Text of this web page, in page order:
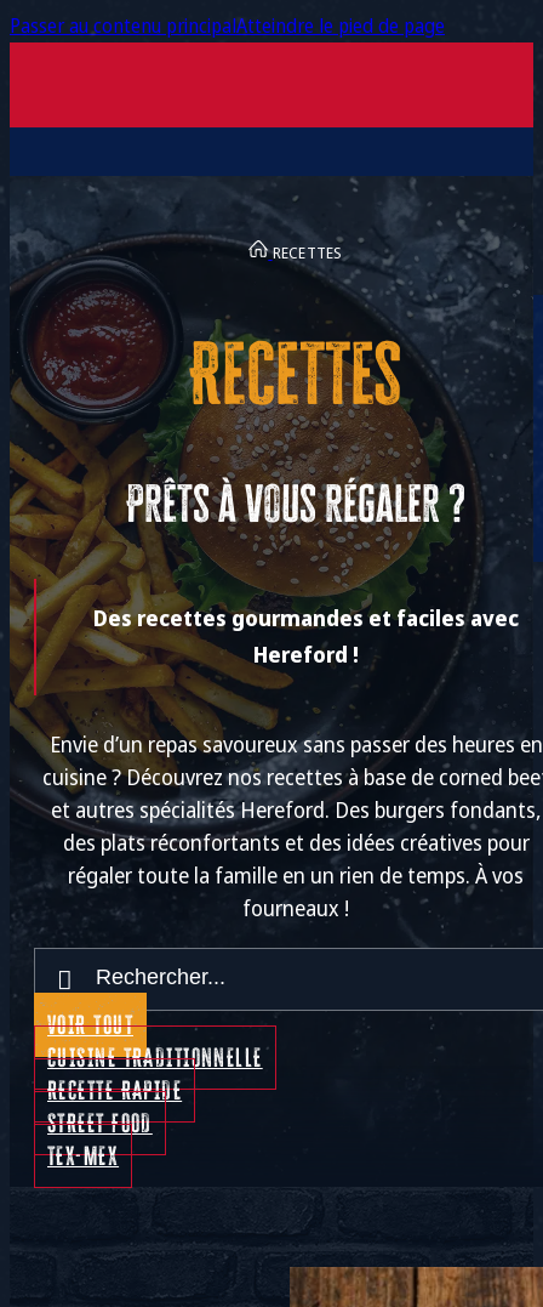
Passer au contenu principalAtteindre le pied de page
La marque
Produits
Recettes
Contact
RECETTES
Recettes
Prêts à vous régaler ?
Des recettes gourmandes et faciles avec
Hereford !
Envie d’un repas savoureux sans passer des heures en
cuisine ? Découvrez nos recettes à base de corned
et autres spécialités Hereford. Des burgers fondants,
des plats réconfortants et des idées créatives pour
régaler toute la famille en un rien de temps. À vos
fourneaux !
VOIR TOUT
CUISINE TRADITIONNELLE
RECETTE RAPIDE
STREET FOOD
TEX-MEX